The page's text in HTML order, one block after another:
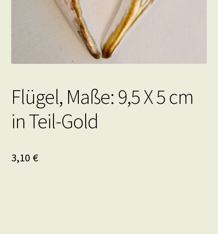
Flügel, Maße: 9,5 X 5 cm
in Teil-Gold
3,10 €